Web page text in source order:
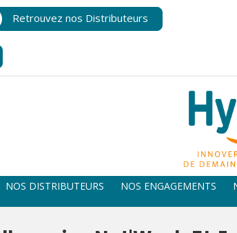
Retrouvez nos Distributeurs
NOS DISTRIBUTEURS NOS ENGAGEMENTS